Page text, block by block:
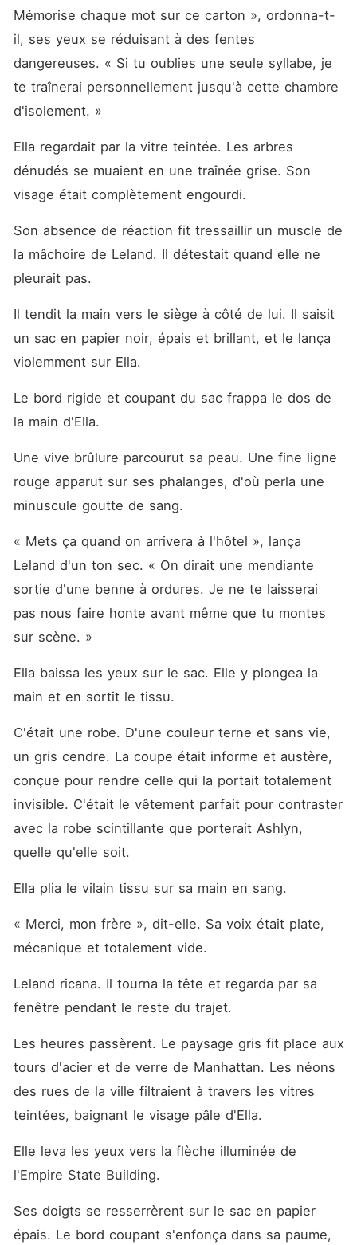
Mémorise chaque mot sur ce carton », ordonna-t-
il, ses yeux se réduisant à des fentes
dangereuses. « Si tu oublies une seule syllabe, je
te traînerai personnellement jusqu'à cette chambre
d'isolement. »
Ella regardait par la vitre teintée. Les arbres
dénudés se muaient en une traînée grise. Son
visage était complètement engourdi.
Son absence de réaction fit tressaillir un muscle de
la mâchoire de Leland. Il détestait quand elle ne
pleurait pas.
Il tendit la main vers le siège à côté de lui. Il saisit
un sac en papier noir, épais et brillant, et le lança
violemment sur Ella.
Le bord rigide et coupant du sac frappa le dos de
la main d'Ella.
Une vive brûlure parcourut sa peau. Une fine ligne
rouge apparut sur ses phalanges, d'où perla une
minuscule goutte de sang.
« Mets ça quand on arrivera à l'hôtel », lança
Leland d'un ton sec. « On dirait une mendiante
sortie d'une benne à ordures. Je ne te laisserai
pas nous faire honte avant même que tu montes
sur scène. »
Ella baissa les yeux sur le sac. Elle y plongea la
main et en sortit le tissu.
C'était une robe. D'une couleur terne et sans vie,
un gris cendre. La coupe était informe et austère,
conçue pour rendre celle qui la portait totalement
invisible. C'était le vêtement parfait pour contraster
avec la robe scintillante que porterait Ashlyn,
quelle qu'elle soit.
Ella plia le vilain tissu sur sa main en sang.
« Merci, mon frère », dit-elle. Sa voix était plate,
mécanique et totalement vide.
Leland ricana. Il tourna la tête et regarda par sa
fenêtre pendant le reste du trajet.
Les heures passèrent. Le paysage gris fit place aux
tours d'acier et de verre de Manhattan. Les néons
des rues de la ville filtraient à travers les vitres
teintées, baignant le visage pâle d'Ella.
Elle leva les yeux vers la flèche illuminée de
l'Empire State Building.
Ses doigts se resserrèrent sur le sac en papier
épais. Le bord coupant s'enfonça dans sa paume,